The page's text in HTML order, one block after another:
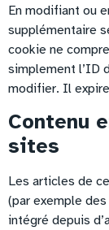
En modifiant ou
supplémentaire
cookie ne
simplement l’ID
modifier. Il expire
Contenu
sites
Les articles de
(par exemple
intégré depuis